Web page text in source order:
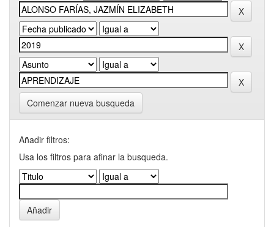
Comenzar nueva busqueda
Añadir filtros:
Usa los filtros para afinar la busqueda.